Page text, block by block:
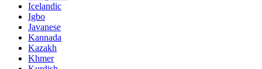
Icelandic
Igbo
Javanese
Kannada
Kazakh
Khmer